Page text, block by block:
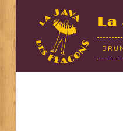
La